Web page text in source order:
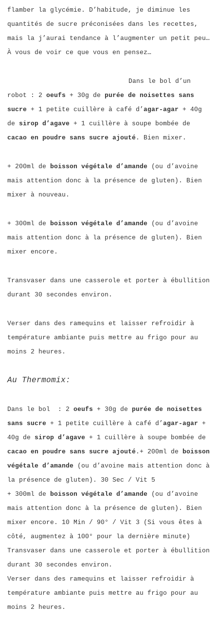
flamber la glycémie. D’habitude, je diminue les
quantités de sucre préconisées dans les recettes,
mais la j’aurai tendance à l’augmenter un petit peu…
À vous de voir ce que vous en pensez…
Dans le bol d’un
robot : 2 oeufs + 30g de purée de noisettes sans
sucre + 1 petite cuillère à café d’ agar-agar + 40g
de sirop d’agave + 1 cuillère à soupe bombée de
cacao en poudre sans sucre ajouté . Bien mixer.
+ 200ml de boisson végétale d’amande (ou d’avoine
mais attention donc à la présence de gluten). Bien
mixer à nouveau.
+ 300ml de boisson végétale d’amande (ou d’avoine
mais attention donc à la présence de gluten). Bien
mixer encore.
Transvaser dans une casserole et porter à ébullition
durant 30 secondes environ.
Verser dans des ramequins et laisser refroidir à
température ambiante puis mettre au frigo pour au
moins 2 heures.
Au Thermomix:
Dans le bol : 2 oeufs + 30g de purée de noisettes
sans sucre + 1 petite cuillère à café d’ agar-agar +
40g de sirop d’agave + 1 cuillère à soupe bombée de
cacao en poudre sans sucre ajouté .+ 200ml de boisson
végétale d’amande (ou d’avoine mais attention donc à
la présence de gluten). 30 Sec / Vit 5
+ 300ml de boisson végétale d’amande (ou d’avoine
mais attention donc à la présence de gluten). Bien
mixer encore. 10 Min / 90° / Vit 3 (Si vous êtes à
côté, augmentez à 100° pour la dernière minute)
Transvaser dans une casserole et porter à ébullition
durant 30 secondes environ.
Verser dans des ramequins et laisser refroidir à
température ambiante puis mettre au frigo pour au
moins 2 heures.